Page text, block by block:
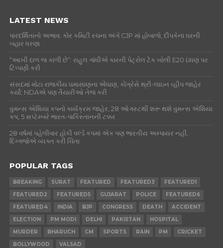
LATEST NEWS
પારદર્શિતાનો અભાવ: કોર કમિટી રચના અંગે CJP માં હોબાળો, દીપકેના ઘરની
બહાર ધરણા
“આખી દાળ જ કાળી છે”: રાહુલ ગાંધીએ કારની પેટ્રોલ ટેંક ખોલી E20 ઇંધણ પર
ટિપ્પણી કરી
સંસદમાં મોટા રાજકીય ઘમાસાણના એંધાણ, કોંગ્રેસે થ્રી-લાઇન વ્હીપ જાહેર
કર્યો; NDAએ પણ તૈયારીઓ તેજ કરી
વુમન્સ એશિયા કપનો કાર્યક્રમ જાહેર, 28 ઓગસ્ટથી શરૂ થશે વુમન્સ એશિયા
કપ, 5 સપ્ટેમ્બરે ભારત-પાકિસ્તાનની ટક્કર
28 વર્ષમાં પહેલીવાર હોકી વર્લ્ડ કપમાં એક પણ ભારતીય અમ્પાયર નહીં,
દિગ્ગજોએ વ્યક્ત કરી ચિંતા
POPULAR TAGS
BREAKING SURAT FEATURED FEATURED3
FEATURED1
FEATURED2
FEATURED5 GUJARAT POLICE
FEATURED6
FEATURED4
INDIA BJP CONGRESS DEATH
ACCIDENT
ELECTION
PM MODI DELHI PAKISTAN
HOSPITAL
MURDER
BHARUCH CM SPORTS RAIN PM
CRICKET
BOLLYWOOD
VALSAD